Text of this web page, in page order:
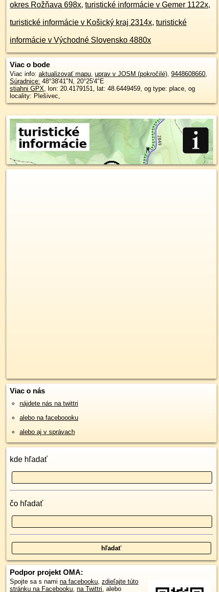
okres Rožňava 698x, turistické informácie v Gemer 1122x,
turistické informácie v Košický kraj 2314x, turistické
informácie v Východné Slovensko 4880x
Viac o bode
Viac info: aktualizovať mapu, uprav v JOSM (pokročilé), 9448608660,
Súradnice: 48°38'41"N, 20°25'4"E
stiahni GPX, lon: 20.4179151, lat: 48.6449459, og type: place, og
locality: Plešivec,
Viac o nás
nájdete nás na twittri
alebo na faceboooku
alebo aj v správach
kde hľadať
čo hľadať
Podpor projekt OMA:
Spojte sa s nami na facebooku, zdieľajte túto
stránku na Facebooku, na Twittri, alebo